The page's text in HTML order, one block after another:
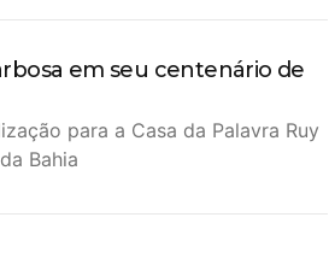
em seu centenário de
para a Casa da Palavra Ruy
Bahia